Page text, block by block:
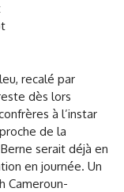
recalé par
dès lors
à l’instar
de la
serait déjà en
en journée. Un
Cameroun-